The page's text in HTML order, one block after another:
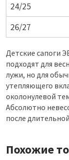
24/25
26/27
Детские сапоги
подходят для
лужи, но для
утепляющего
околонулевой
Абсолютно
после
Похожие